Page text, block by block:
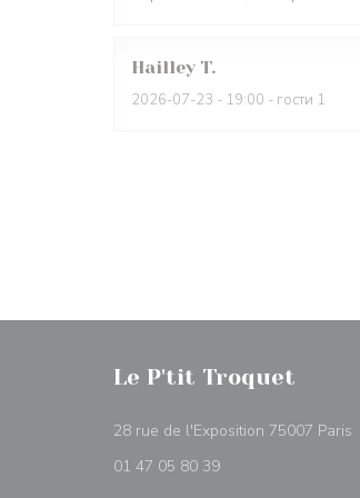
Hailley T
2026-07-23 - 19:00 - гости 1
Le P'tit Troquet
28 rue de l'Exposition 75007 Paris
01 47 05 80 39